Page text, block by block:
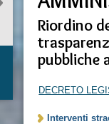
Riordino
pubbliche
DECRETO
Interventi